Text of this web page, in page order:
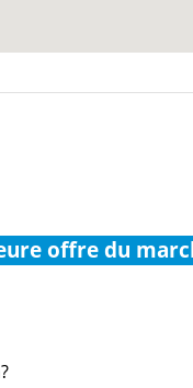
offre du